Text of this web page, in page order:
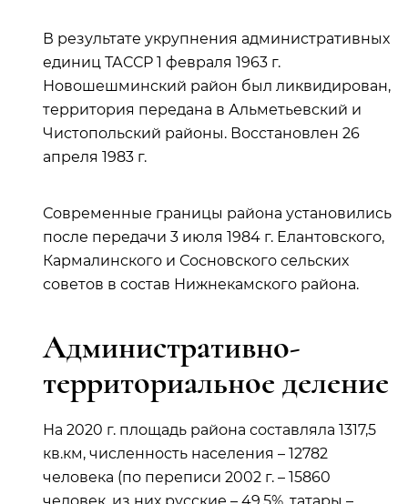
В результате укрупнения административных
единиц ТАССР 1 февраля 1963 г.
Новошешминский район был ликвидирован,
территория передана в Альметьевский и
Чистопольский районы. Восстановлен 26
апреля 1983 г.
Современные границы района установились
после передачи 3 июля 1984 г. Елантовского,
Кармалинского и Сосновского сельских
советов в состав Нижнекамского района.
Административно-
территориальное деление
На 2020 г. площадь района составляла 1317,5
кв.км, численность населения – 12782
человека (по переписи 2002 г. – 15860